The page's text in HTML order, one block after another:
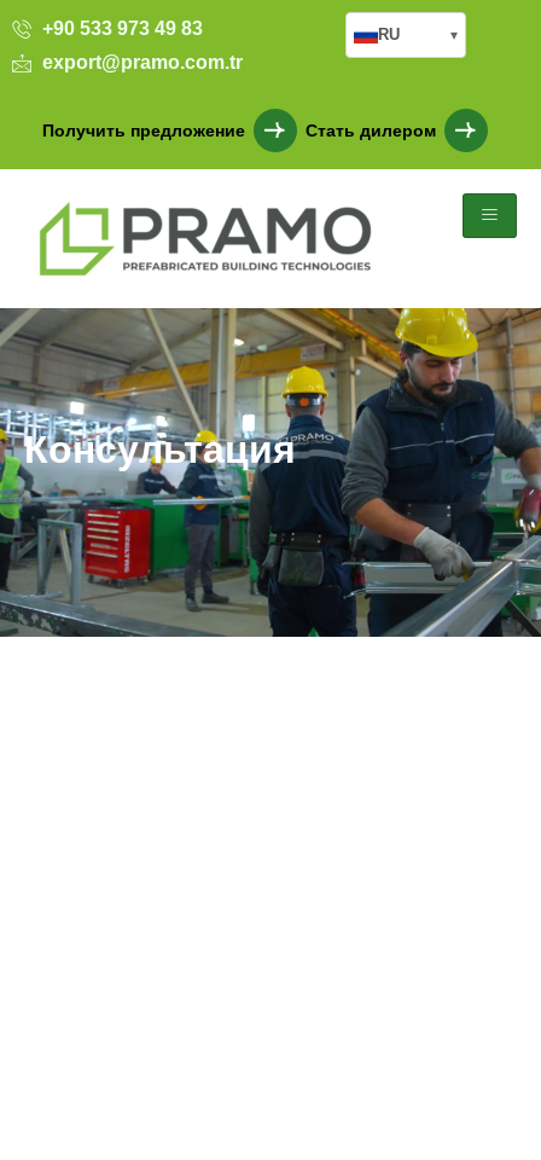
+90 533 973 49 83
export@pramo.com.tr
Получить предложение Стать дилером
RU ▾
Консультация